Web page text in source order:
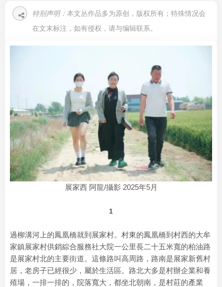
特别声明： 本文丛作品多为原创，版权所有；特殊情况会
在文末标注，如有侵权，请与编辑联系。
展家西 阿龍/攝影 2025年5月
1
過柳溝河上的鳳凰橋就到展家村。村東的鳳凰橋到村西的大牟
家鎮展家村供銷綜合服務社大院一公里長二十五米寬的柏油路
是展家村北的主要街道。這條路叫高周路，路南是展家新舊村
居，老房子已經很少，屬於生活區。路北大多是村辦企業和養
殖場，一排一排的，院落寬大，都坐北朝南，是村莊的產業